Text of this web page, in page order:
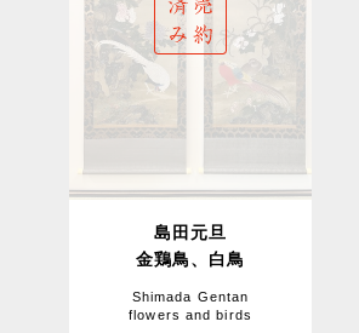
島田元旦
金鶏鳥、白鳥
Shimada Gentan
flowers and birds